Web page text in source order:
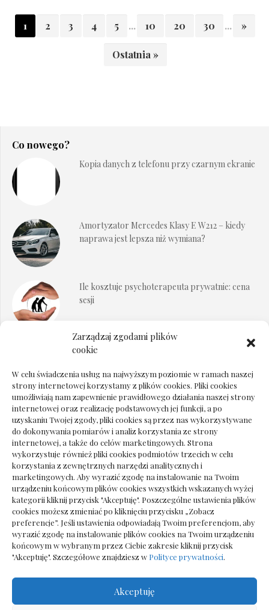
Zarządzaj zgodami plików
cookie
W celu świadczenia usług na najwyższym poziomie w ramach naszej
strony internetowej korzystamy z plików cookies. Pliki cookies
umożliwiają nam zapewnienie prawidłowego działania naszej strony
internetowej oraz realizację podstawowych jej funkcji, a po
uzyskaniu Twojej zgody, pliki cookies są przez nas wykorzystywane
do dokonywania pomiarów i analiz korzystania ze strony
internetowej, a także do celów marketingowych. Strona
wykorzystuje również pliki cookies podmiotów trzecich w celu
korzystania z zewnętrznych narzędzi analitycznych i
marketingowych. Aby wyrazić zgodę na instalowanie na Twoim
urządzeniu końcowym plików cookies wszystkich wskazanych wyżej
kategorii kliknij przycisk "Akceptuję". Poszczególne ustawienia plików
cookies możesz zmieniać po kliknięciu przycisku „Zobacz
preferencje”. Jeśli ustawienia odpowiadają Twoim preferencjom, aby
wyrazić zgodę na instalowanie plików cookies na Twoim urządzeniu
końcowym w wybranym przez Ciebie zakresie kliknij przycisk
"Akceptuję". Szczegółowe znajdziesz w Polityce prywatności.
Akceptuję
1 2 3 4 5 ... 10 20 30 ... »
Ostatnia »
Co nowego?
Kopia danych z telefonu przy czarnym ekranie
Amortyzator Mercedes Klasy E W212 – kiedy
naprawa jest lepsza niż wymiana?
Ile kosztuje psychoterapeuta prywatnie: cena
sesji
Dokumenty do odbioru przy zmianie biura
Deska podłogowa do salonu: jak wybrać bez
pośpiechu